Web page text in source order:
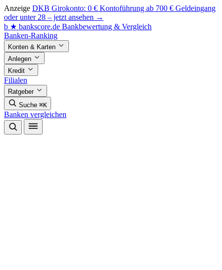
Anzeige DKB Girokonto: 0 € Kontoführung ab 700 € Geldeingang
oder unter 28 – jetzt ansehen →
b ★ bankscore.de Bankbewertung & Vergleich
Banken-Ranking
Konten & Karten
Anlegen
Kredit
Filialen
Ratgeber
Suche ⌘K
Banken vergleichen